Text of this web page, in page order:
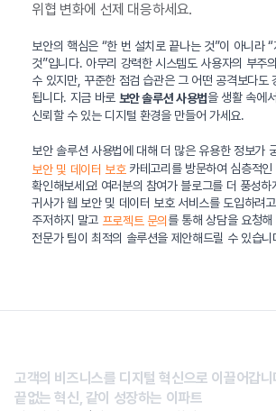
위협 변화에 선제 대응하세요.
보안의 핵심은 “한 번 설치로 끝나는 것”이 아니라
것”입니다. 아무리 강력한 시스템도 사용자의 부주
수 있지만, 꾸준한 점검 습관은 그 어떤 공격보다도
됩니다. 지금 바로 보안 솔루션 사용법을 생활 속에
신뢰할 수 있는 디지털 환경을 만들어 가세요.
보안 솔루션 사용법에 대해 더 많은 유용한 정보가
보안 및 데이터 보호카테고리를 방문하여 심층적인
확인해보세요! 여러분의 참여가 블로그를 더 풍성하
귀사가 웹 보안 및 데이터 보호 서비스를 도입하려
주저하지 말고 프로젝트 문의 를 통해 상담을 요청
전문가 팀이 최적의 솔루션을 제안해드릴 수 있습니
고객의 비즈니스를 디지털 혁신으로 이끌어갑니
끝없는 혁신, 같이 성장하는 이파트